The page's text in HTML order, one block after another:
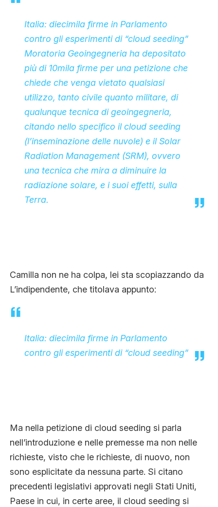
Italia: diecimila firme in Parlamento
contro gli esperimenti di “cloud seeding”
Moratoria Geoingegneria ha depositato
più di 10mila firme per una petizione che
chiede che venga vietato qualsiasi
utilizzo, tanto civile quanto militare, di
qualunque tecnica di geoingegneria,
citando nello specifico il cloud seeding
(l’inseminazione delle nuvole) e il Solar
Radiation Management (SRM), ovvero
una tecnica che mira a diminuire la
radiazione solare, e i suoi effetti, sulla
Terra.
Camilla non ne ha colpa, lei sta scopiazzando da
L’indipendente, che titolava appunto:
Italia: diecimila firme in Parlamento
contro gli esperimenti di “cloud seeding”
Ma nella petizione di cloud seeding si parla
nell’introduzione e nelle premesse ma non nelle
richieste, visto che le richieste, di nuovo, non
sono esplicitate da nessuna parte. Si citano
precedenti legislativi approvati negli Stati Uniti,
Paese in cui, in certe aree, il cloud seeding si